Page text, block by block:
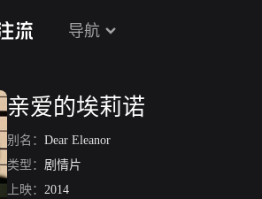
导航
亲爱的埃莉诺
别名： Dear Eleanor
类型： 剧情片
上映： 2014